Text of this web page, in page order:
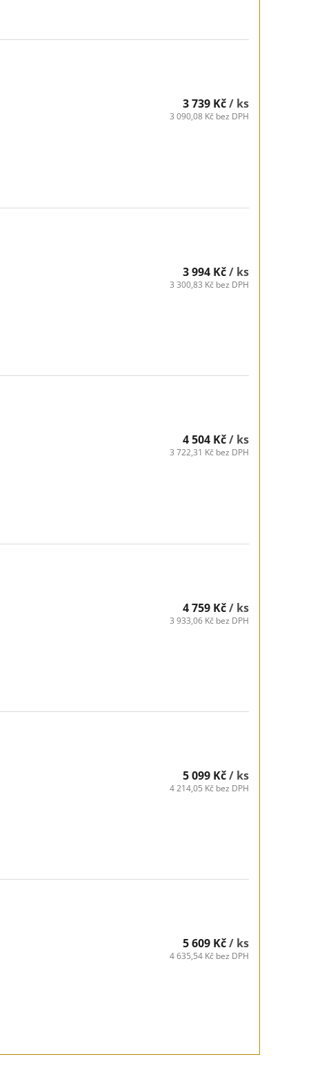
3 739 Kč/ ks
3 090,08 Kč bez DPH
3 994 Kč/ ks
3 300,83 Kč bez DPH
4 504 Kč/ ks
3 722,31 Kč bez DPH
4 759 Kč/ ks
3 933,06 Kč bez DPH
5 099 Kč/ ks
4 214,05 Kč bez DPH
5 609 Kč/ ks
4 635,54 Kč bez DPH